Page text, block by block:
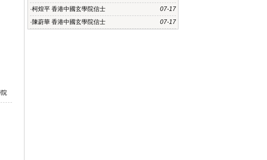
07-17
·柯煌平 香港中國玄學院信士
07-17
·陳蔚華 香港中國玄學院信士